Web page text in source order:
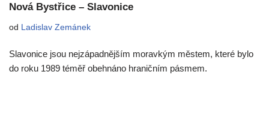
Nová Bystřice – Slavonice
od Ladislav Zemánek
Slavonice jsou nejzápadnějším moravkým městem, které bylo
do roku 1989 téměř obehnáno hraničním pásmem.